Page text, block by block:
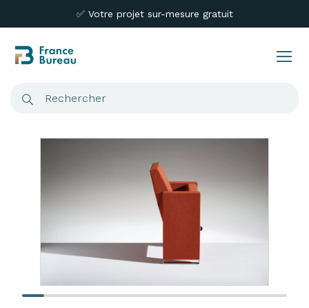
✅ Votre projet sur-mesure gratuit